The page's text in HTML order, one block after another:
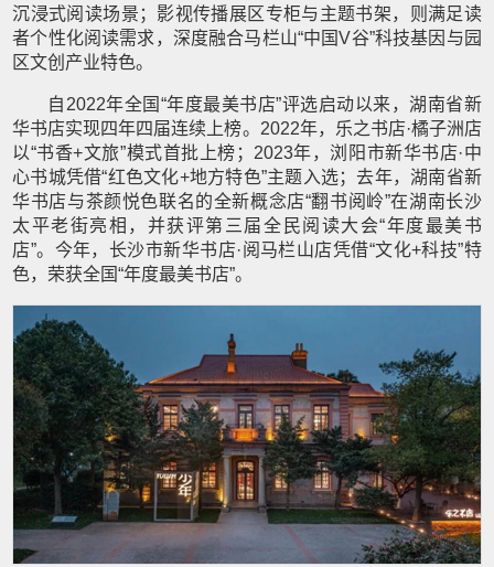
沉浸式阅读场景；影视传播展区专柜与主题书架，则满足读
者个性化阅读需求，深度融合马栏山“中国V谷”科技基因与园
区文创产业特色。
自2022年全国“年度最美书店”评选启动以来，湖南省新
华书店实现四年四届连续上榜。2022年，乐之书店·橘子洲店
以“书香+文旅”模式首批上榜；2023年，浏阳市新华书店·中
心书城凭借“红色文化+地方特色”主题入选；去年，湖南省新
华书店与茶颜悦色联名的全新概念店“翻书阅岭”在湖南长沙
太平老街亮相，并获评第三届全民阅读大会“年度最美书
店”。今年，长沙市新华书店·阅马栏山店凭借“文化+科技”特
色，荣获全国“年度最美书店”。